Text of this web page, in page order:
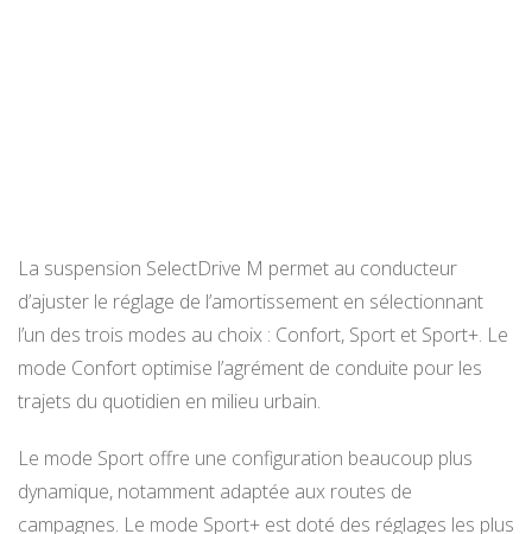
La suspension SelectDrive M permet au conducteur
d’ajuster le réglage de l’amortissement en sélectionnant
l’un des trois modes au choix : Confort, Sport et Sport+. Le
mode Confort optimise l’agrément de conduite pour les
trajets du quotidien en milieu urbain.
Le mode Sport offre une configuration beaucoup plus
dynamique, notamment adaptée aux routes de
campagnes. Le mode Sport+ est doté des réglages les plus